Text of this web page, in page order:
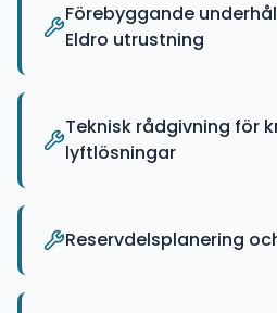
Förebyggande
Eldro utrustning
Teknisk rådgivning för
lyftlösningar
Reservdelsplanering